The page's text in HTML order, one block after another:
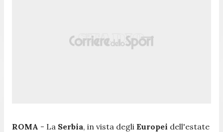
ROMA - La Serbia, in vista degli Europei dell'estate